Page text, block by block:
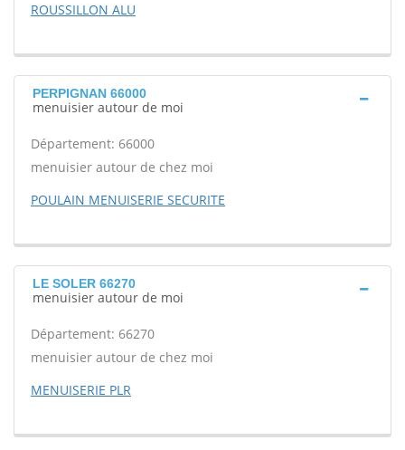
ROUSSILLON ALU
PERPIGNAN 66000
menuisier autour de moi
Département: 66000
menuisier autour de chez moi
POULAIN MENUISERIE SECURITE
LE SOLER 66270
menuisier autour de moi
Département: 66270
menuisier autour de chez moi
MENUISERIE PLR